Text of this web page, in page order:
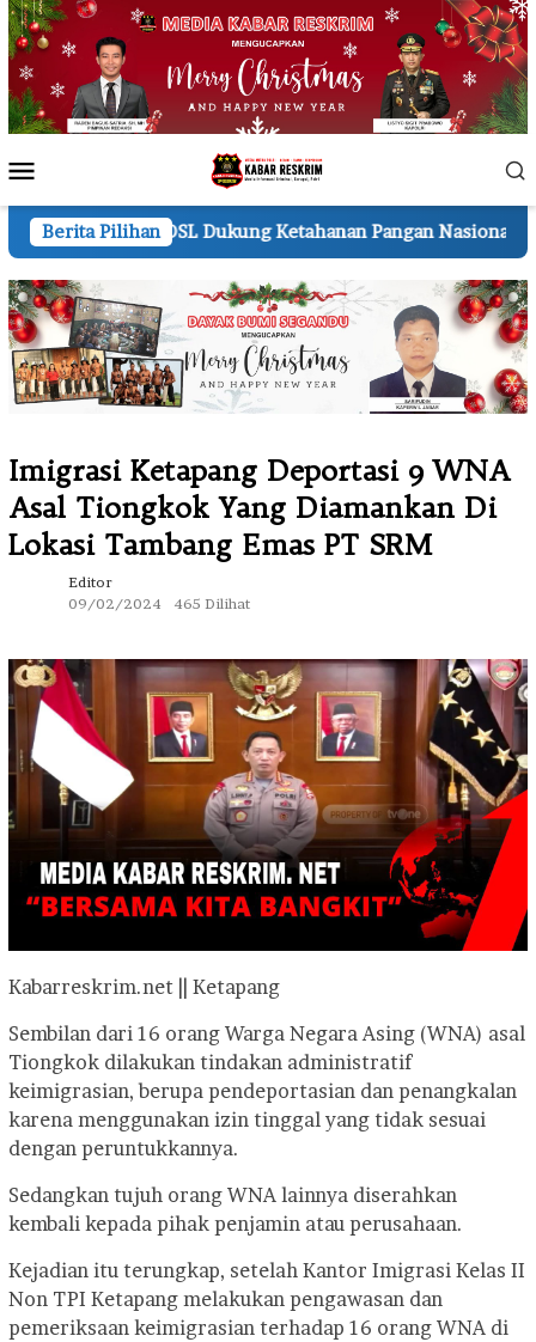
Loncat
ke
konten
Mobile
Berita Pilihan
Dukung Ketahanan Pangan Nasional Kapolres
Imigrasi Ketapang Deportasi 9 WNA
Asal Tiongkok Yang Diamankan Di
Lokasi Tambang Emas PT SRM
Editor
09/02/2024
465 Dilihat
Kabarreskrim.net || Ketapang
Sembilan dari 16 orang Warga Negara Asing (WNA) asal
Tiongkok dilakukan tindakan administratif
keimigrasian, berupa pendeportasian dan penangkalan
karena menggunakan izin tinggal yang tidak sesuai
dengan peruntukkannya.
Sedangkan tujuh orang WNA lainnya diserahkan
kembali kepada pihak penjamin atau perusahaan.
Kejadian itu terungkap, setelah Kantor Imigrasi Kelas II
Non TPI Ketapang melakukan pengawasan dan
pemeriksaan keimigrasian terhadap 16 orang WNA di